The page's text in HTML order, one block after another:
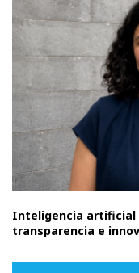
Inteligencia artificial
transparencia e